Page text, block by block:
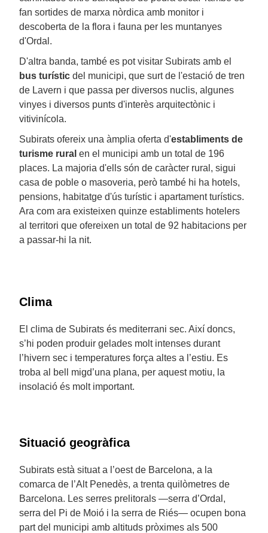
fan sortides de marxa nòrdica amb monitor i
descoberta de la flora i fauna per les muntanyes
d'Ordal.
D'altra banda, també es pot visitar Subirats amb el
bus turístic del municipi, que surt de l'estació de tren
de Lavern i que passa per diversos nuclis, algunes
vinyes i diversos punts d'interès arquitectònic i
vitivinícola.
Subirats ofereix una àmplia oferta d'establiments de
turisme rural en el municipi amb un total de 196
places. La majoria d'ells són de caràcter rural, sigui
casa de poble o masoveria, però també hi ha hotels,
pensions, habitatge d'ús turístic i apartament turístics.
Ara com ara existeixen quinze establiments hotelers
al territori que ofereixen un total de 92 habitacions per
a passar-hi la nit.
Clima
El clima de Subirats és mediterrani sec. Així doncs,
s’hi poden produir gelades molt intenses durant
l’hivern sec i temperatures força altes a l’estiu. Es
troba al bell migd’una plana, per aquest motiu, la
insolació és molt important.
Situació geogràfica
Subirats està situat a l’oest de Barcelona, a la
comarca de l’Alt Penedès, a trenta quilòmetres de
Barcelona. Les serres prelitorals —serra d’Ordal,
serra del Pi de Moió i la serra de Riés— ocupen bona
part del municipi amb altituds pròximes als 500